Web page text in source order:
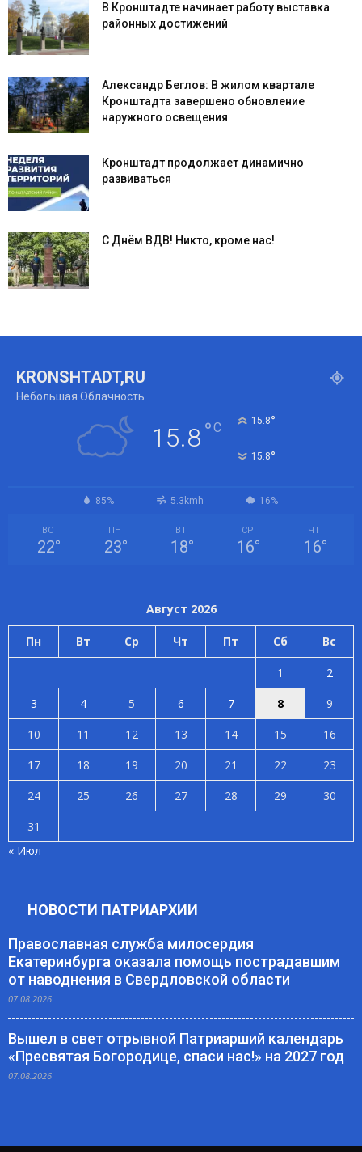
В Кронштадте начинает работу выставка
районных достижений
Александр Беглов: В жилом квартале
Кронштадта завершено обновление
наружного освещения
Кронштадт продолжает динамично
развиваться
С Днём ВДВ! Никто, кроме нас!
KRONSHTADT,RU
Небольшая Облачность
15.8°C 15.8°
15.8°
85% 5.3kmh 16%
ВС
22°
ПН
23°
ВТ
18°
СР
16°
ЧТ
16°
Август 2026
Пн Вт Ср Чт Пт Сб Вс
1
2
3
4 5 6 7 8
9
10
11 12 13 14 15
16
17
18 19 20 21 22
23
24
25 26 27 28 29
30
31
« Июл
НОВОСТИ ПАТРИАРХИИ
Православная служба милосердия
Екатеринбурга оказала помощь пострадавшим
от наводнения в Свердловской области
07.08.2026
Вышел в свет отрывной Патриарший календарь
«Пресвятая Богородице, спаси нас!» на 2027 год
07.08.2026